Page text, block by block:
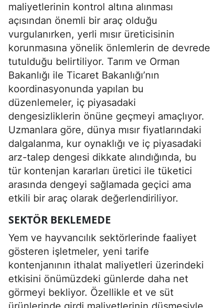
maliyetlerinin kontrol altına alınması
açısından önemli bir araç olduğu
vurgulanırken, yerli mısır üreticisinin
korunmasına yönelik önlemlerin de devrede
tutulduğu belirtiliyor. Tarım ve Orman
Bakanlığı ile Ticaret Bakanlığı’nın
koordinasyonunda yapılan bu
düzenlemeler, iç piyasadaki
dengesizliklerin önüne geçmeyi amaçlıyor.
Uzmanlara göre, dünya mısır fiyatlarındaki
dalgalanma, kur oynaklığı ve iç piyasadaki
arz-talep dengesi dikkate alındığında, bu
tür kontenjan kararları üretici ile tüketici
arasında dengeyi sağlamada geçici ama
etkili bir araç olarak değerlendiriliyor.
SEKTÖR BEKLEMEDE
Yem ve hayvancılık sektörlerinde faaliyet
gösteren işletmeler, yeni tarife
kontenjanının ithalat maliyetleri üzerindeki
etkisini önümüzdeki günlerde daha net
görmeyi bekliyor. Özellikle et ve süt